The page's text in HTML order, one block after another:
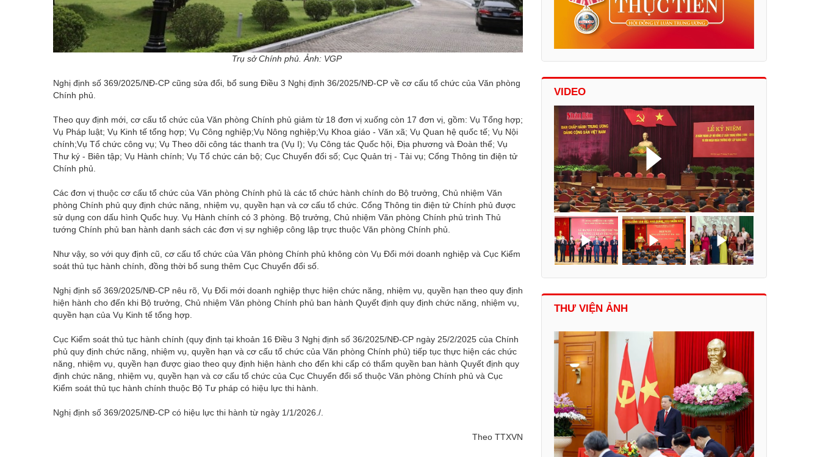
Trụ sở Chính phủ. Ảnh: VGP
Nghị định số 369/2025/NĐ-CP cũng sửa đổi, bổ sung Điều 3 Nghị định 36/2025/NĐ-CP về cơ cấu tổ chức của Văn phòng
Chính phủ.
Theo quy định mới, cơ cấu tổ chức của Văn phòng Chính phủ giảm từ 18 đơn vị xuống còn 17 đơn vị, gồm: Vụ Tổng hợp;
Vụ Pháp luật; Vụ Kinh tế tổng hợp; Vụ Công nghiệp;Vụ Nông nghiệp;Vụ Khoa giáo - Văn xã; Vụ Quan hệ quốc tế; Vụ Nội
chính;Vụ Tổ chức công vụ; Vụ Theo dõi công tác thanh tra (Vụ I); Vụ Công tác Quốc hội, Địa phương và Đoàn thể; Vụ
Thư ký - Biên tập; Vụ Hành chính; Vụ Tổ chức cán bộ; Cục Chuyển đổi số; Cục Quản trị - Tài vụ; Cổng Thông tin điện tử
Chính phủ.
Các đơn vị thuộc cơ cấu tổ chức của Văn phòng Chính phủ là các tổ chức hành chính do Bộ trưởng, Chủ nhiệm Văn
phòng Chính phủ quy định chức năng, nhiệm vụ, quyền hạn và cơ cấu tổ chức. Cổng Thông tin điện tử Chính phủ được
sử dụng con dấu hình Quốc huy. Vụ Hành chính có 3 phòng. Bộ trưởng, Chủ nhiệm Văn phòng Chính phủ trình Thủ
tướng Chính phủ ban hành danh sách các đơn vị sự nghiệp công lập trực thuộc Văn phòng Chính phủ.
Như vậy, so với quy định cũ, cơ cấu tổ chức của Văn phòng Chính phủ không còn Vụ Đổi mới doanh nghiệp và Cục Kiểm
soát thủ tục hành chính, đồng thời bổ sung thêm Cục Chuyển đổi số.
Nghị định số 369/2025/NĐ-CP nêu rõ, Vụ Đổi mới doanh nghiệp thực hiện chức năng, nhiệm vụ, quyền hạn theo quy định
hiện hành cho đến khi Bộ trưởng, Chủ nhiệm Văn phòng Chính phủ ban hành Quyết định quy định chức năng, nhiệm vụ,
quyền hạn của Vụ Kinh tế tổng hợp.
Cục Kiểm soát thủ tục hành chính (quy định tại khoản 16 Điều 3 Nghị định số 36/2025/NĐ-CP ngày 25/2/2025 của Chính
phủ quy định chức năng, nhiệm vụ, quyền hạn và cơ cấu tổ chức của Văn phòng Chính phủ) tiếp tục thực hiện các chức
năng, nhiệm vụ, quyền hạn được giao theo quy định hiện hành cho đến khi cấp có thẩm quyền ban hành Quyết định quy
định chức năng, nhiệm vụ, quyền hạn và cơ cấu tổ chức của Cục Chuyển đổi số thuộc Văn phòng Chính phủ và Cục
Kiểm soát thủ tục hành chính thuộc Bộ Tư pháp có hiệu lực thi hành.
Nghị định số 369/2025/NĐ-CP có hiệu lực thi hành từ ngày 1/1/2026./.
Theo TTXVN
VIDEO
THƯ VIỆN ẢNH